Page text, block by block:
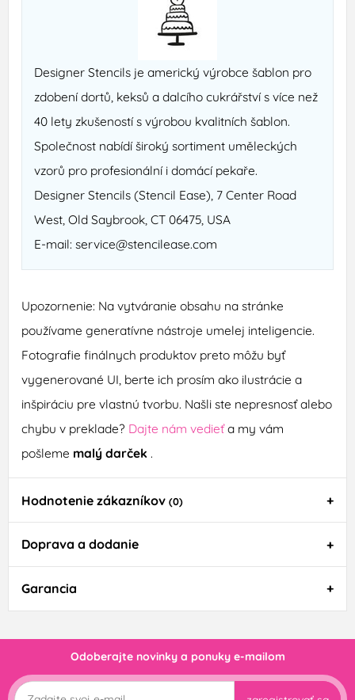
Designer Stencils je americký výrobce šablon pro
zdobení dortů, keksů a dalcího cukrářství s více než
40 lety zkušeností s výrobou kvalitních šablon.
Společnost nabídí široký sortiment uměleckých
vzorů pro profesionální i domácí pekaře.
Designer Stencils (Stencil Ease), 7 Center Road
West, Old Saybrook, CT 06475, USA
E-mail: service@stencilease.com
Upozornenie: Na vytváranie obsahu na stránke
používame generatívne nástroje umelej inteligencie.
Fotografie finálnych produktov preto môžu byť
vygenerované UI, berte ich prosím ako ilustrácie a
inšpiráciu pre vlastnú tvorbu. Našli ste nepresnosť alebo
chybu v preklade? Dajte nám vedieťa my vám
pošleme malý darček .
Hodnotenie zákazníkov (0)
Doprava a dodanie
Garancia
Odoberajte novinky a ponuky e-mailom